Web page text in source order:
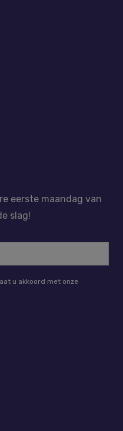
eerste maandag van
slag!
u akkoord met onze